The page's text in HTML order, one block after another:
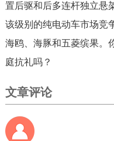
置后驱和后多连杆独立悬
该级别的纯电动车市场竞
海鸥、海豚和五菱缤果。
庭抗礼吗？
文章评论